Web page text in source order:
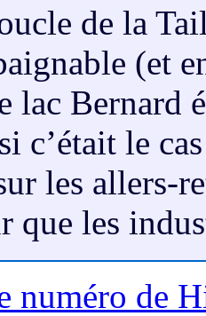
de la
(et
lac Bernard
c’était le
les allers-
que les
numéro de